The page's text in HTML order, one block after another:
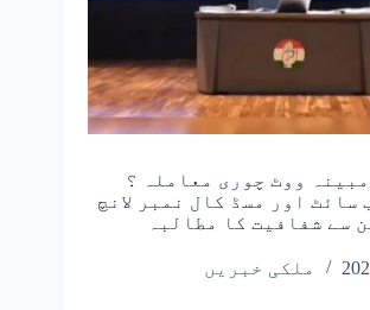
ووٹ چوری معاملہ ؟
سائٹ اور مسڈ کال نمبر لانچ
سے شفافیت کا مطالبہ
ملکی خبریں